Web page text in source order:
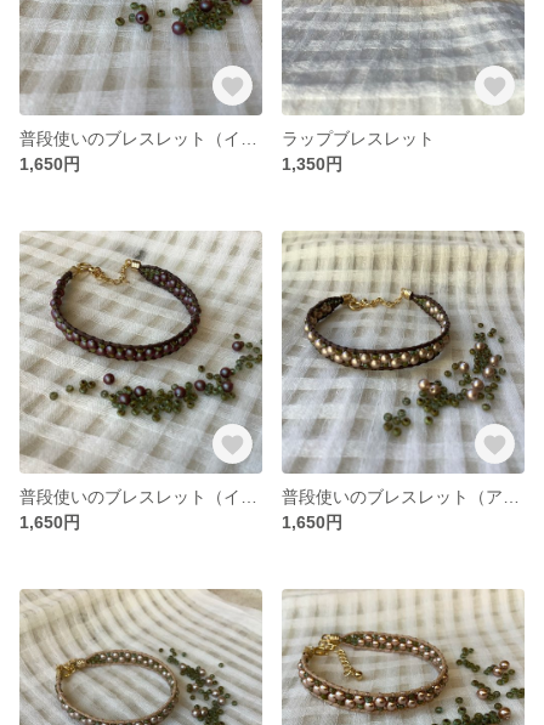
1,650円
ラップブレスレット
1,350円
1,650円
1,650円